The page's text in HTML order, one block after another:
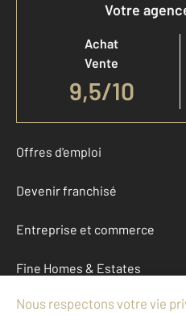
Votre
Achat
Vente
9,5/10
Offres d'emploi
Devenir franchisé
Entreprise et commerce
Fine Homes & Estates
À propos